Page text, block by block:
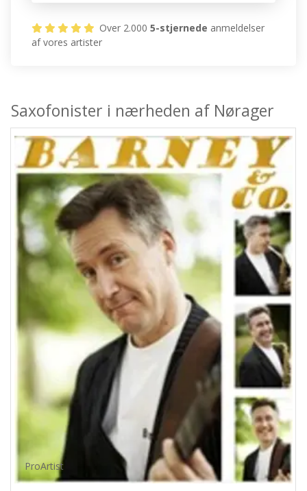
Over 2.0005-stjernede anmeldelser
af vores artister
Saxofonister i nærheden af Nørager
ProArtist